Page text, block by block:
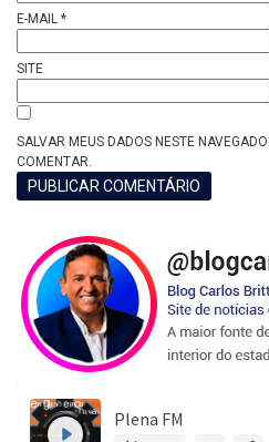
E-MAIL *
SITE
SALVAR MEUS DADOS NESTE
COMENTAR.